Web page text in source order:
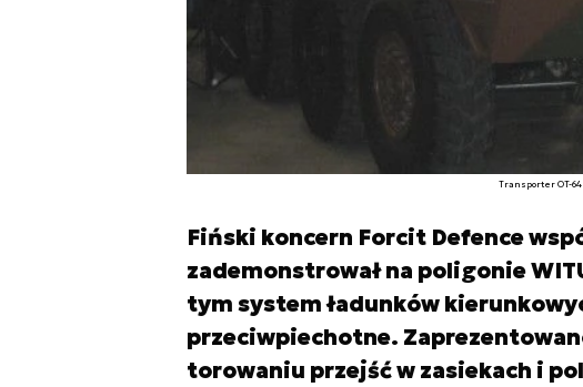
Transporter OT-
Fiński koncern Forcit Defence
zademonstrował na poligonie
tym system ładunków
przeciwpiechotne.
torowaniu przejść w zasiekach i